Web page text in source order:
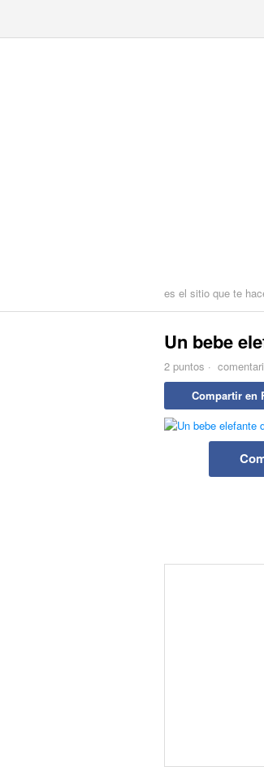
es el sitio que te
Un bebe
2 puntos ·
Compartir en